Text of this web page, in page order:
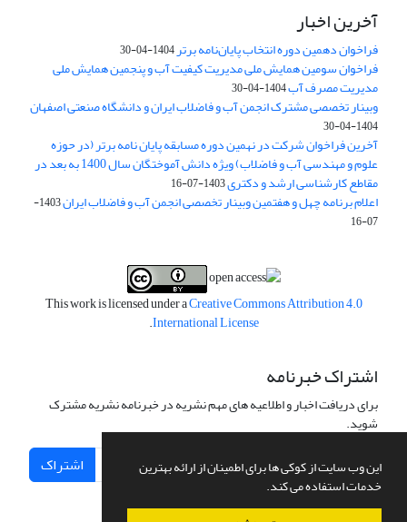
این وب سایت از کوکی ها برای اطمینان از ارائه بهترین
خدمات استفاده می کند.
آخرین اخبار
فراخوان دهمین دوره انتخاب پایان‌نامه برتر1404-04-30
فراخوان سومین همایش ملی مدیریت کیفیت آب و پنجمین همایش ملی
مدیریت مصرف آب1404-04-30
وبینار تخصصی مشترک انجمن آب و فاضلاب ایران و دانشگاه صنعتی اصفهان
1404-04-30
آخرین فراخوان شرکت در نهمین دوره مسابقه پایان نامه برتر (در حوزه
علوم و مهندسی آب و فاضلاب) ویژه دانش آموختگان سال 1400 به بعد در
مقاطع کارشناسی ارشد و دکتری1403-07-16
اعلام برنامه چهل و هفتمین وبینار تخصصی انجمن آب و فاضلاب ایران
1403-
07-16
This work is licensed under aCreative Commons Attribution 4.0
International License
.
اشتراک خبرنامه
برای دریافت اخبار و اطلاعیه های مهم نشریه در خبرنامه نشریه مشترک
شوید.
اشتراک